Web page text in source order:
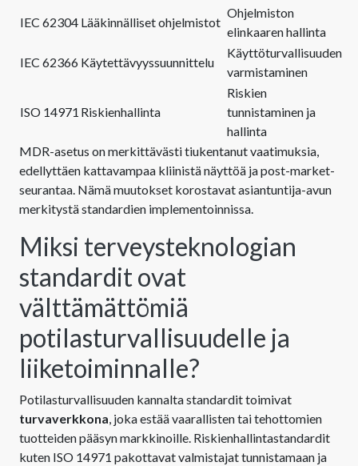
IEC 62304 Lääkinnälliset ohjelmistot
Ohjelmiston
elinkaaren hallinta
IEC 62366 Käytettävyyssuunnittelu
Käyttöturvallisuuden
varmistaminen
ISO 14971 Riskienhallinta
Riskien
tunnistaminen ja
hallinta
MDR-asetus on merkittävästi tiukentanut vaatimuksia,
edellyttäen kattavampaa kliinistä näyttöä ja post-market-
seurantaa. Nämä muutokset korostavat asiantuntija-avun
merkitystä standardien implementoinnissa.
Miksi terveysteknologian
standardit ovat
välttämättömiä
potilasturvallisuudelle ja
liiketoiminnalle?
Potilasturvallisuuden kannalta standardit toimivat
turvaverkkona, joka estää vaarallisten tai tehottomien
tuotteiden pääsyn markkinoille. Riskienhallintastandardit
kuten ISO 14971 pakottavat valmistajat tunnistamaan ja